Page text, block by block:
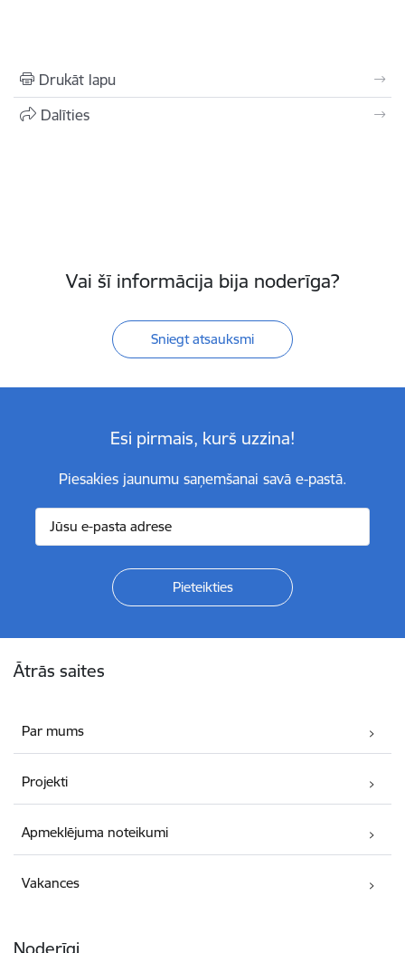
Drukāt lapu
Dalīties
Vai šī informācija bija noderīga?
Sniegt atsauksmi
Esi pirmais, kurš uzzina!
Piesakies jaunumu saņemšanai savā e-pastā.
Ātrās saites
Par mums
Projekti
Apmeklējuma noteikumi
Vakances
Noderīgi